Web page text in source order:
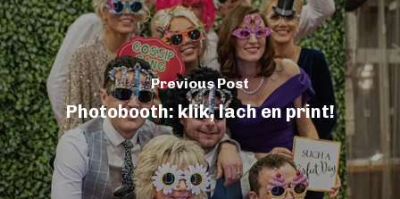
Previous Post
Photobooth: klik, lach en print!